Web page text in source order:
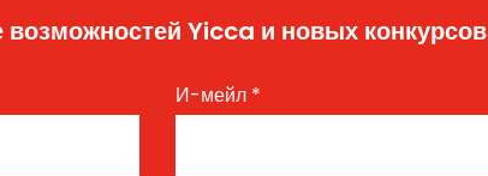
возможностей Yicca и новых конкурсов
И-мейл *